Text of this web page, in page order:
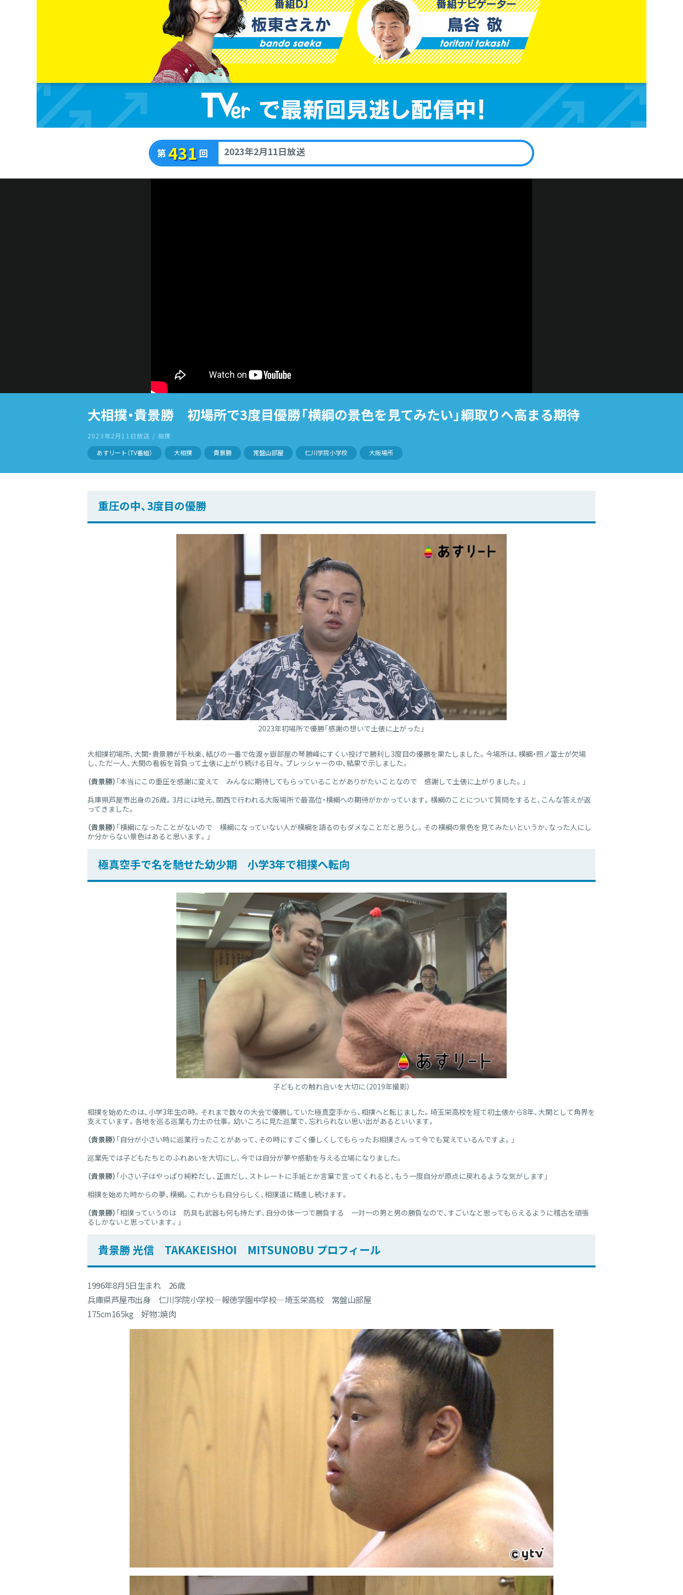
第 431回 2023年2月11日放送
大相撲・貴景勝 初場所で3度目優勝「横綱の景色を見てみたい」綱取りへ高まる期待
2023年2月11日放送 / 相撲
あすリート（TV番組）
大相撲 貴景勝 常盤山部屋 仁川学院小学校 大阪場所
重圧の中、3度目の優勝
2023年初場所で優勝「感謝の想いで土俵に上がった」
大相撲初場所、大関・貴景勝が千秋楽、結びの一番で佐渡ヶ嶽部屋の琴勝峰にすくい投げで勝利し3度目の優勝を果たしました。今場所は、横綱・照ノ富士が欠場
し、ただ一人、大関の看板を背負って土俵に上がり続ける日々。プレッシャーの中、結果で示しました。
（貴景勝） 「本当にこの重圧を感謝に変えて みんなに期待してもらっていることがありがたいことなので 感謝して土俵に上がりました。」
兵庫県芦屋市出身の26歳。3月には地元、関西で行われる大阪場所で最高位・横綱への期待がかかっています。横綱のことについて質問をすると、こんな答えが返
ってきました。
（貴景勝） 「横綱になったことがないので 横綱になっていない人が横綱を語るのもダメなことだと思うし。その横綱の景色を見てみたいというか、なった人にし
か分からない景色はあると思います。」
極真空手で名を馳せた幼少期 小学3年で相撲へ転向
子どもとの触れ合いを大切に（2019年撮影）
相撲を始めたのは、小学3年生の時。それまで数々の大会で優勝していた極真空手から、相撲へと転じました。埼玉栄高校を経て初土俵から8年、大関として角界を
支えています。各地を巡る巡業も力士の仕事。幼いころに見た巡業で、忘れられない思い出があるといいます。
（貴景勝） 「自分が小さい時に巡業行ったことがあって、その時にすごく優しくしてもらったお相撲さんって今でも覚えているんですよ。」
巡業先では子どもたちとのふれあいを大切にし、今では自分が夢や感動を与える立場になりました。
（貴景勝） 「小さい子はやっぱり純粋だし、正直だし、ストレートに手紙とか言葉で言ってくれると、もう一度自分が原点に戻れるような気がします」
相撲を始めた時からの夢、横綱。これからも自分らしく、相撲道に精進し続けます。
（貴景勝） 「相撲っていうのは 防具も武器も何も持たず、自分の体一つで勝負する 一対一の男と男の勝負なので、すごいなと思ってもらえるように稽古を頑張
るしかないと思っています。」
貴景勝 光信 TAKAKEISHOI MITSUNOBU プロフィール
1996年8月5日生まれ 26歳
兵庫県芦屋市出身 仁川学院小学校―報徳学園中学校―埼玉栄高校 常盤山部屋
175cm165kg 好物：焼肉